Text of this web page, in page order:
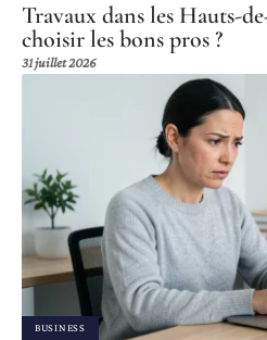
Travaux dans les Hauts-
choisir les bons pros ?
31 juillet 2026
BUSINESS